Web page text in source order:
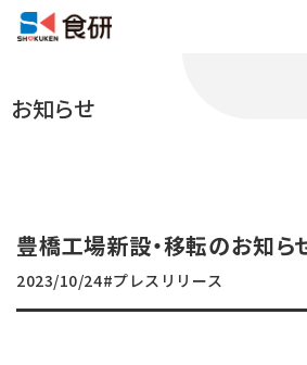
お知らせ
豊橋工場新設・移転のお知ら
2023/10/24#プレスリリース